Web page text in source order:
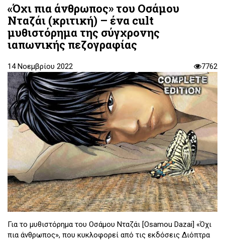
«Όχι πια άνθρωπος» του Οσάμου
Νταζάι (κριτική) – ένα cult
μυθιστόρημα της σύγχρονης
ιαπωνικής πεζογραφίας
14 Νοεμβρίου 2022 7762
Για το μυθιστόρημα του Οσάμου Νταζάι [Osamou Dazai] «Όχι
πια άνθρωπος», που κυκλοφορεί από τις εκδόσεις Διόπτρα